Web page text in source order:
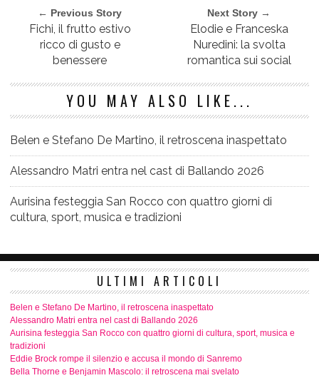
← Previous Story
Fichi, il frutto estivo
ricco di gusto e
benessere
Next Story →
Elodie e Franceska
Nuredini: la svolta
romantica sui social
YOU MAY ALSO LIKE...
Belen e Stefano De Martino, il retroscena inaspettato
Alessandro Matri entra nel cast di Ballando 2026
Aurisina festeggia San Rocco con quattro giorni di
cultura, sport, musica e tradizioni
ULTIMI ARTICOLI
Belen e Stefano De Martino, il retroscena inaspettato
Alessandro Matri entra nel cast di Ballando 2026
Aurisina festeggia San Rocco con quattro giorni di cultura, sport, musica e
tradizioni
Eddie Brock rompe il silenzio e accusa il mondo di Sanremo
Bella Thorne e Benjamin Mascolo: il retroscena mai svelato